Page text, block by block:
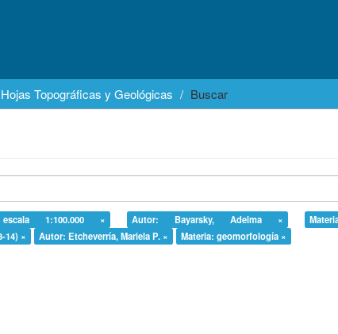
Hojas Topográficas y Geológicas Buscar
1:100.000 × Autor: Bayarsky, Adelma ×
14) ×
Autor: Etcheverría, Mariela P. × Materia: geomorfología ×